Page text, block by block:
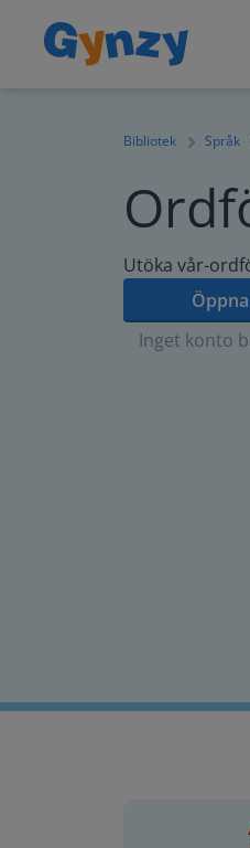
Bibliotek Språk
Utöka vår-
Öppna
Inget konto